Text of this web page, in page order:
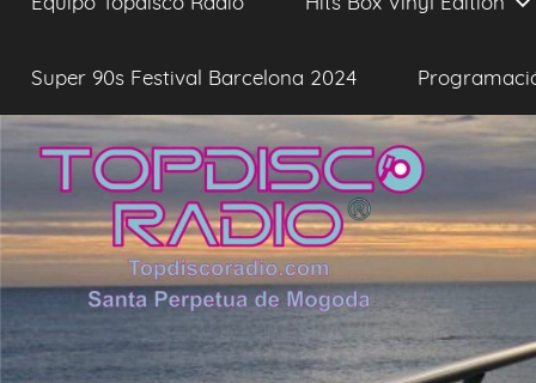
Super 90s Festival Barcelona 2024